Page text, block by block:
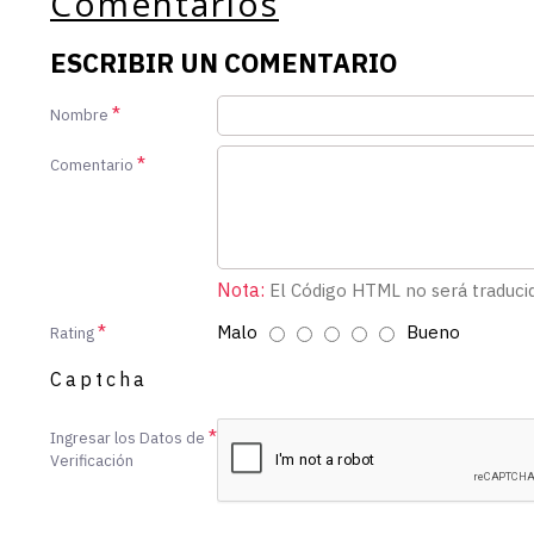
ESCRIBIR UN COMENTARIO
Nombre
Comentario
Nota: El Código HTML no será
Rating Malo Bueno
Captcha
Ingresar los Datos de
Verificación